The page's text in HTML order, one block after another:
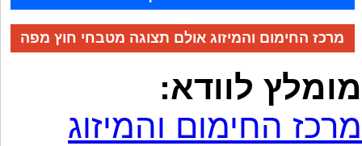
מרכז החימום והמיזוג אולם תצוגה מטבחי חוץ מפה
מומלץ לוודא:
מרכז החימום והמיזוג